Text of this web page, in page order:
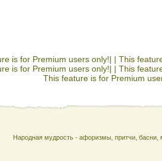
is for Premium users only!| | This
is for Premium users only!| | This
This feature is for Premium
Народная мудрость - афоризмы, притчи,